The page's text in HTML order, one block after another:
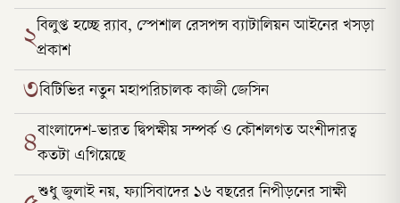
২বিলুপ্ত হচ্ছে র‍্যাব, স্পেশাল রেসপন্স ব্যাটালিয়ন আইনের খসড়া
প্রকাশ
৩বিটিভির নতুন মহাপরিচালক কাজী জেসিন
৪বাংলাদেশ-ভারত দ্বিপক্ষীয় সম্পর্ক ও কৌশলগত অংশীদারত্ব
কতটা এগিয়েছে
শুধু জুলাই নয়, ফ্যাসিবাদের ১৬ বছরের নিপীড়নের সাক্ষী